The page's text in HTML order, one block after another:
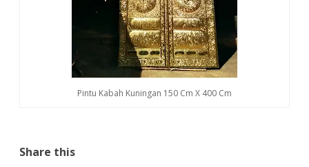
Pintu Kabah Kuningan 150 Cm X 400 Cm
Share this